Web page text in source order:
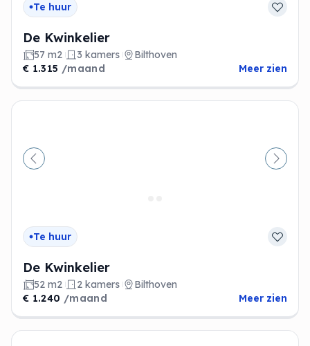
Te huur
De Kwinkelier
57 m2 3 kamers
Bilthoven
€ 1.315 /maand Meer zien
Vorige
Te huur
De Kwinkelier
52 m2 2 kamers
Bilthoven
€ 1.240 /maand Meer zien